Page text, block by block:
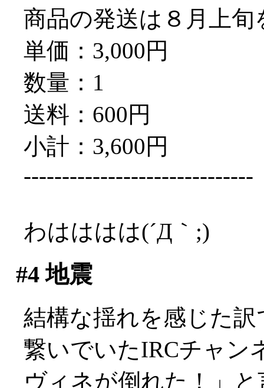
商品の発送は８月上
単価：3,000円
数量：1
送料：600円
小計：3,600円
------------------------------
わはははは(´Д｀;)
#4地震
結構な揺れを感じた訳
繋いでいたIRCチャン
ヴィネが倒れた！」